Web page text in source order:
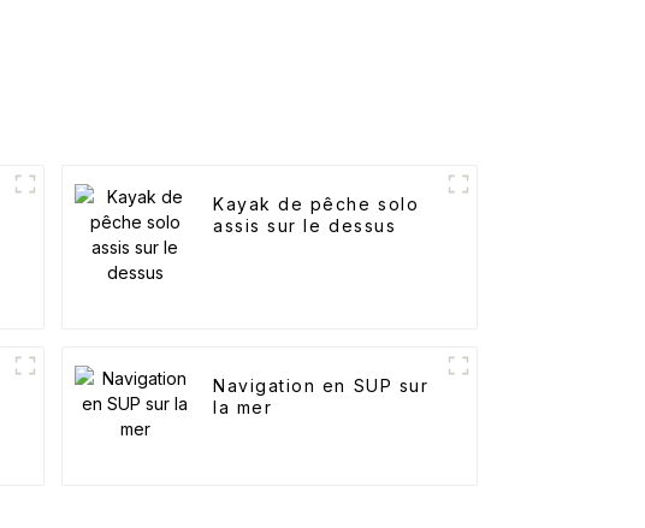
Kayak de pêche solo
assis sur le dessus
Navigation en SUP sur
la mer